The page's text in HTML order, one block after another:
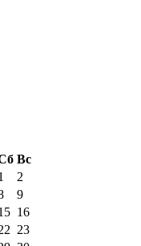
Вс
2
9
16
23